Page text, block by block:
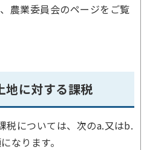
農業委員会のページをご覧
地に対する課税
税については、次のa.又はb.
なります。